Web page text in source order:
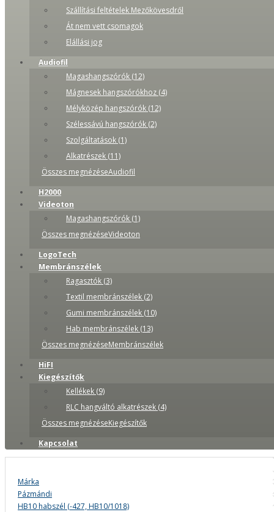
Szállítási feltételek Mezőkövesdről
Át nem vett csomagok
Elállási jog
Audiofil
Magashangszórók (12)
Mágnesek hangszórókhoz (4)
Mélyközép hangszórók (12)
Szélessávú hangszórók (2)
Szolgáltatások (1)
Alkatrészek (11)
Összes megnézéseAudiofil
H2000
Videoton
Magashangszórók (1)
Összes megnézéseVideoton
LogoTech
Membránszélek
Ragasztók (3)
Textil membránszélek (2)
Gumi membránszélek (10)
Hab membránszélek (13)
Összes megnézéseMembránszélek
HiFI
Kiegészítők
Kellékek (9)
RLC hangváltó alkatrészek (4)
Összes megnézéseKiegészítők
Kapcsolat
Márka
Pázmándi
HB10 habszél (-427, HB10/1018)